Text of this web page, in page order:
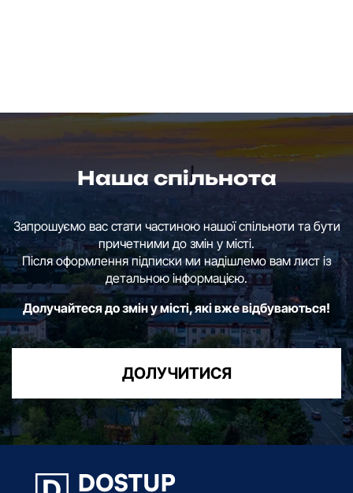
Наша спільнота
Запрошуємо вас стати частиною нашої спільноти та бути
причетними до змін у місті.
Після оформлення підписки ми надішлемо вам лист із
детальною інформацією.
Долучайтеся до змін у місті, які вже відбуваються!
ДОЛУЧИТИСЯ